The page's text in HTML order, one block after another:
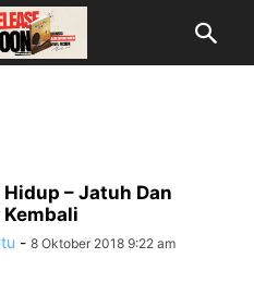
– Jatuh Dan
- 8 Oktober 2018 9:22 am